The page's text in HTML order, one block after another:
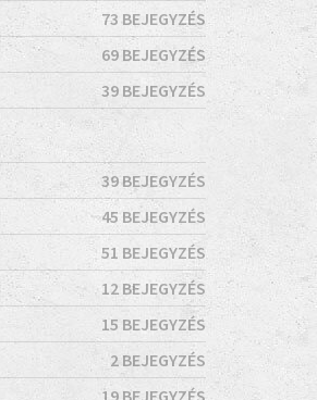
73 BEJEGYZÉS
69 BEJEGYZÉS
39 BEJEGYZÉS
39 BEJEGYZÉS
45 BEJEGYZÉS
51 BEJEGYZÉS
12 BEJEGYZÉS
15 BEJEGYZÉS
2 BEJEGYZÉS
19 BEJEGYZÉS